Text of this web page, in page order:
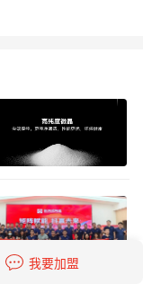
我要加盟